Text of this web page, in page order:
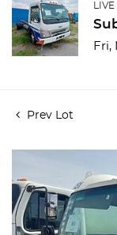
Fri,
Prev Lot